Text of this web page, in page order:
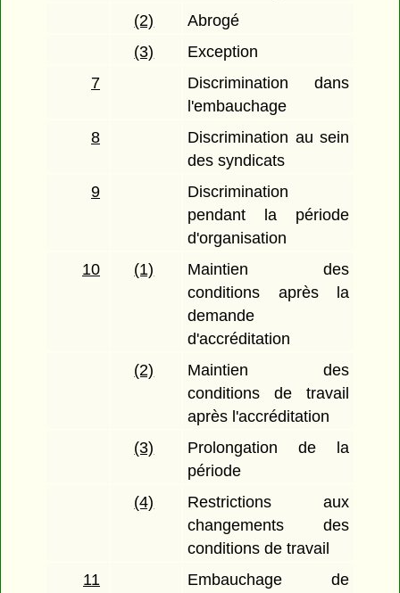
(2)
Abrogé
(3)
Exception
7
Discrimination dans
l'embauchage
8
Discrimination au sein
des syndicats
9
Discrimination
pendant la période
d'organisation
10
(1)
Maintien des
conditions après la
demande
d'accréditation
(2)
Maintien des
conditions de travail
après l'accréditation
(3)
Prolongation de la
période
(4)
Restrictions aux
changements des
conditions de travail
11
Embauchage de